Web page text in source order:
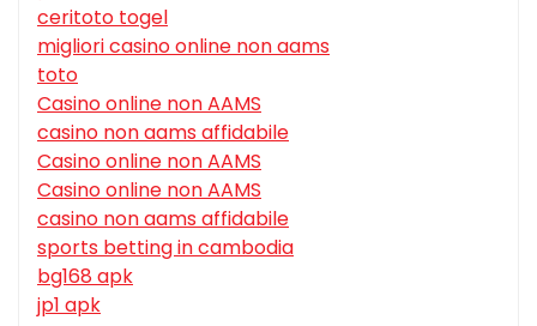
ceritoto togel
migliori casino online non aams
toto
Casino online non AAMS
casino non aams affidabile
Casino online non AAMS
Casino online non AAMS
casino non aams affidabile
sports betting in cambodia
bg168 apk
jp1 apk